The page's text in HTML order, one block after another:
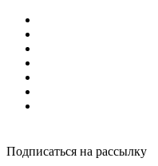
Подписаться на рассылку